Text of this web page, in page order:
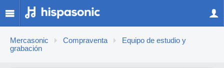
Mercasonic Compraventa
Equipo de estudio y
grabación